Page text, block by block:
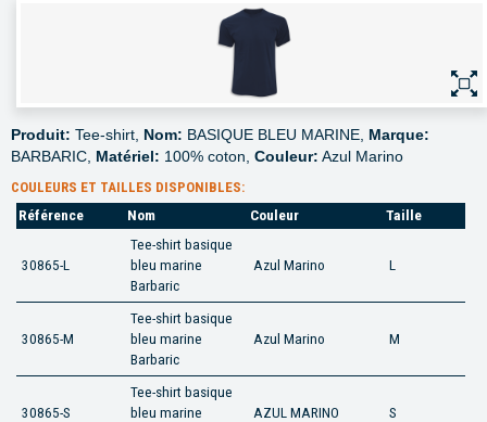
Produit: Tee-shirt, Nom: BASIQUE BLEU MARINE, Marque:
BARBARIC, Matériel: 100% coton, Couleur: Azul Marino
COULEURS ET TAILLES DISPONIBLES:
Référence
Nom Couleur Taille
30865-L
Tee-shirt basique
bleu marine
Barbaric
Azul Marino L
30865-M
Tee-shirt basique
bleu marine
Barbaric
Azul Marino M
30865-S
Tee-shirt basique
bleu marine
AZUL MARINO S